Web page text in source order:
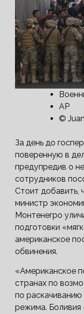
AP
©
За день до
поверенную в
предупредив о
сотрудников
Стоит добавить,
министр
Монтенегро
подготовки
американское
обвинения.
«Американское
странах по
по
режима. Боливия